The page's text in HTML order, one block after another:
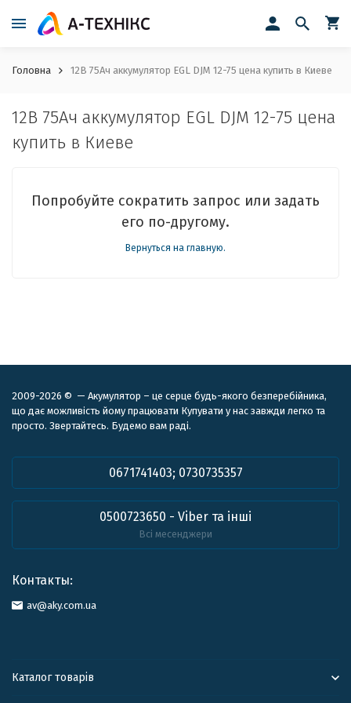
Головна 12В 75Ач аккумулятор EGL DJM 12-75 цена купить в Киеве
12В 75Ач аккумулятор EGL DJM 12-75 цена
купить в Киеве
Попробуйте сократить запрос или задать
его по-другому.
Вернуться на главную.
2009-2026 © — Акумулятор – це серце будь-якого безперебійника,
що дає можливість йому працювати Купувати у нас завжди легко та
просто. Звертайтесь. Будемо вам раді.
0671741403; 0730735357
0500723650 - Viber та інші
Всі месенджери
Контакты:
av@aky.com.ua
Каталог товарів